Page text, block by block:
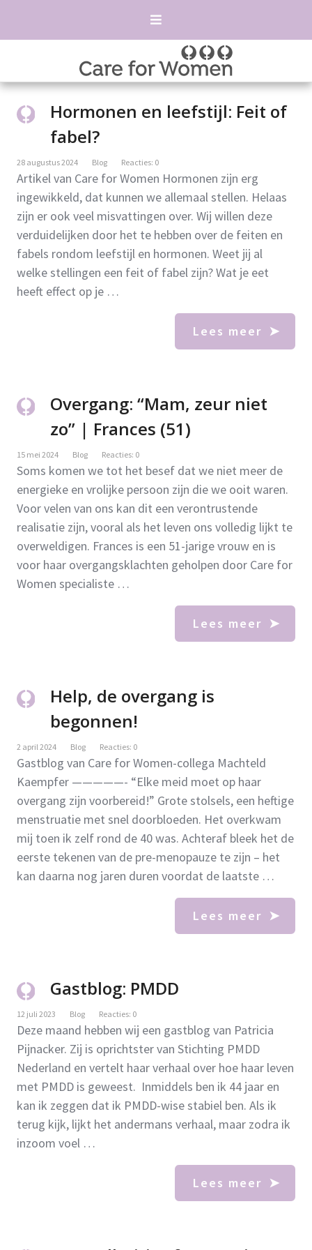
Hormonen en leefstijl: Feit of
fabel?
28 augustus 2024 Blog Reacties: 0
Artikel van Care for Women Hormonen zijn erg
ingewikkeld, dat kunnen we allemaal stellen. Helaas
zijn er ook veel misvattingen over. Wij willen deze
verduidelijken door het te hebben over de feiten en
fabels rondom leefstijl en hormonen. Weet jij al
welke stellingen een feit of fabel zijn? Wat je eet
heeft effect op je …
Lees meer
Overgang: “Mam, zeur niet
zo” | Frances (51)
15 mei 2024 Blog Reacties: 0
Soms komen we tot het besef dat we niet meer de
energieke en vrolijke persoon zijn die we ooit waren.
Voor velen van ons kan dit een verontrustende
realisatie zijn, vooral als het leven ons volledig lijkt te
overweldigen. Frances is een 51-jarige vrouw en is
voor haar overgangsklachten geholpen door Care for
Women specialiste …
Lees meer
Help, de overgang is
begonnen!
2 april 2024 Blog Reacties: 0
Gastblog van Care for Women-collega Machteld
Kaempfer —————- “Elke meid moet op haar
overgang zijn voorbereid!” Grote stolsels, een heftige
menstruatie met snel doorbloeden. Het overkwam
mij toen ik zelf rond de 40 was. Achteraf bleek het de
eerste tekenen van de pre-menopauze te zijn – het
kan daarna nog jaren duren voordat de laatste …
Lees meer
Gastblog: PMDD
12 juli 2023 Blog Reacties: 0
Deze maand hebben wij een gastblog van Patricia
Pijnacker. Zij is oprichtster van Stichting PMDD
Nederland en vertelt haar verhaal over hoe haar leven
met PMDD is geweest. Inmiddels ben ik 44 jaar en
kan ik zeggen dat ik PMDD-wise stabiel ben. Als ik
terug kijk, lijkt het andermans verhaal, maar zodra ik
inzoom voel …
Lees meer